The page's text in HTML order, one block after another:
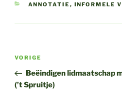
CATEGORIEËN
ANNOTATIE , INFORMELE
Bericht
Vorig
bericht
VORIGE
Beëindigen lidmaatschap
(’t Spruitje)